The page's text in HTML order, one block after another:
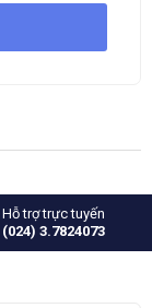
Hỗ trợ trực tuyến
(024) 3.7824073